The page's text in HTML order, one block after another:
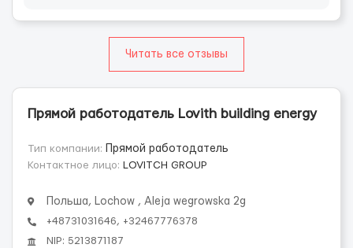
Читать все отзывы
Прямой работодатель Lovith building energy
Тип компании:
Прямой работодатель
Контактное лицо: LOVITCH GROUP
Польша, Lochow , Aleja wegrowska 2g
+48731031646, +32467776378
NIP: 5213871187